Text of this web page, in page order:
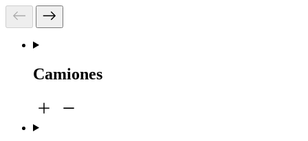
Camiones